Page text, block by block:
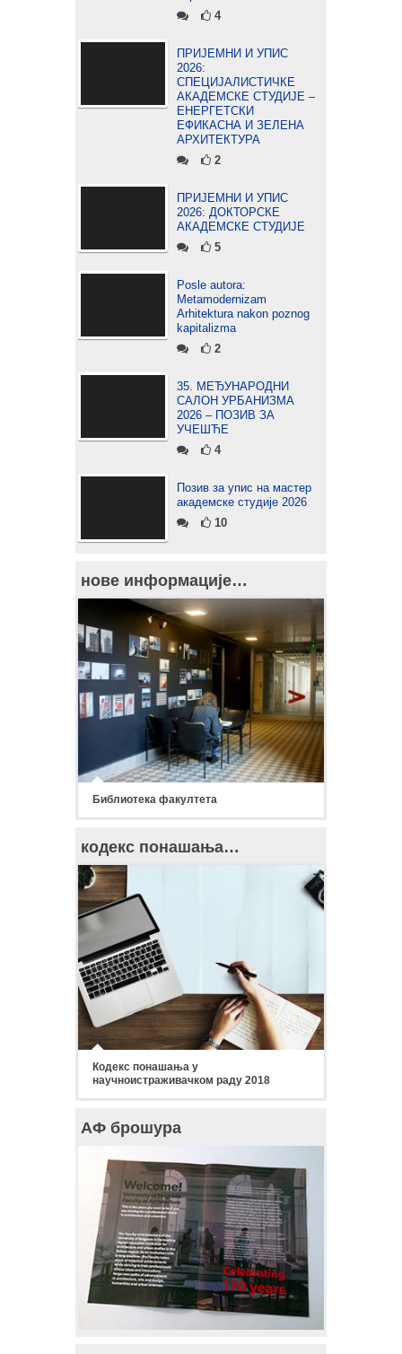
4
ПРИЈЕМНИ И УПИС
2026:
СПЕЦИЈАЛИСТИЧКЕ
АКАДЕМСКЕ СТУДИЈЕ –
ЕНЕРГЕТСКИ
ЕФИКАСНА И ЗЕЛЕНА
АРХИТЕКТУРА
2
ПРИЈЕМНИ И УПИС
2026: ДОКТОРСКЕ
АКАДЕМСКЕ СТУДИЈЕ
5
Posle autora:
Metamodernizam
Arhitektura nakon poznog
kapitalizma
2
35. МЕЂУНАРОДНИ
САЛОН УРБАНИЗМА
2026 – ПОЗИВ ЗА
УЧЕШЋЕ
4
Позив за упис на мастер
академске студије 2026
10
нове информације…
Библиотека факултета
кодекс понашања…
Кодекс понашања у
научноистраживачком раду 2018
АФ брошура